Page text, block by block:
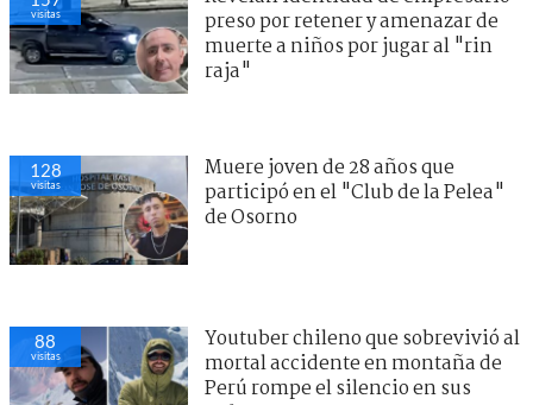
visitas
preso por retener y amenazar de
muerte a niños por jugar al "rin
raja"
128
visitas
Muere joven de 28 años que
participó en el "Club de la Pelea"
de Osorno
88
visitas
Youtuber chileno que sobrevivió al
mortal accidente en montaña de
Perú rompe el silencio en sus